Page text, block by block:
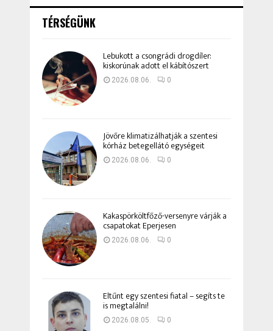
TÉRSÉGÜNK
Lebukott a csongrádi drogdíler:
kiskorúnak adott el kábítószert
2026.08.06. 0
Jövőre klimatizálhatják a szentesi
kórház betegellátó egységeit
2026.08.06. 0
Kakaspörköltfőző-versenyre várják a
csapatokat Eperjesen
2026.08.06. 0
Eltűnt egy szentesi fiatal – segíts te
is megtalálni!
2026.08.05. 0